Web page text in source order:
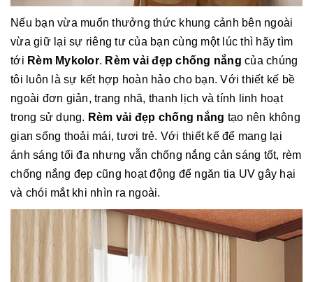
Nếu bạn vừa muốn thưởng thức khung cảnh bên ngoài
vừa giữ lại sự riêng tư của bạn cùng một lúc thì hãy tìm
tới Rèm Mykolor. Rèm vải đẹp chống nắng của chúng
tôi luôn là sự kết hợp hoàn hảo cho bạn. Với thiết kế bề
ngoài đơn giản, trang nhã, thanh lịch và tính linh hoạt
trong sử dụng. Rèm vải đẹp chống nắng tạo nên không
gian sống thoải mái, tươi trẻ. Với thiết kế để mang lại
ánh sáng tối đa nhưng vẫn chống nắng cản sáng tốt, rèm
chống nắng đẹp cũng hoạt động để ngăn tia UV gây hại
và chói mắt khi nhìn ra ngoài.